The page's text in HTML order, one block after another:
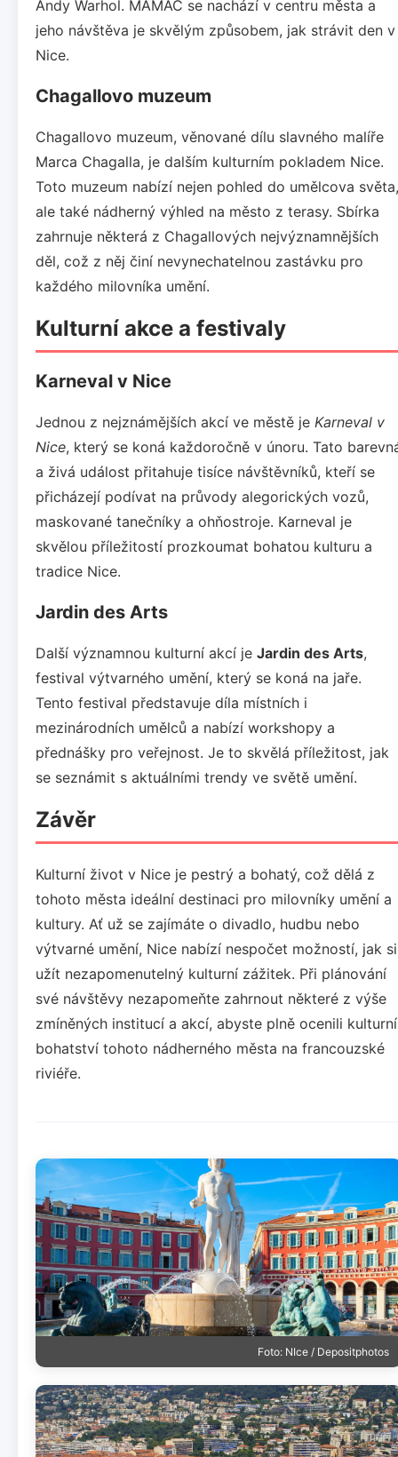
Andy Warhol. MAMAC se nachází v centru města a
jeho návštěva je skvělým způsobem, jak strávit den v
Nice.
Chagallovo muzeum
Chagallovo muzeum, věnované dílu slavného malíře
Marca Chagalla, je dalším kulturním pokladem Nice.
Toto muzeum nabízí nejen pohled do umělcova světa,
ale také nádherný výhled na město z terasy. Sbírka
zahrnuje některá z Chagallových nejvýznamnějších
děl, což z něj činí nevynechatelnou zastávku pro
každého milovníka umění.
Kulturní akce a festivaly
Karneval v Nice
Jednou z nejznámějších akcí ve městě je Karneval v
Nice, který se koná každoročně v únoru. Tato
a živá událost přitahuje tisíce návštěvníků, kteří se
přicházejí podívat na průvody alegorických vozů,
maskované tanečníky a ohňostroje. Karneval je
skvělou příležitostí prozkoumat bohatou kulturu a
tradice Nice.
Jardin des Arts
Další významnou kulturní akcí je Jardin des Arts,
festival výtvarného umění, který se koná na jaře.
Tento festival představuje díla místních i
mezinárodních umělců a nabízí workshopy a
přednášky pro veřejnost. Je to skvělá příležitost, jak
se seznámit s aktuálními trendy ve světě umění.
Závěr
Kulturní život v Nice je pestrý a bohatý, což dělá z
tohoto města ideální destinaci pro milovníky umění a
kultury. Ať už se zajímáte o divadlo, hudbu nebo
výtvarné umění, Nice nabízí nespočet možností, jak si
užít nezapomenutelný kulturní zážitek. Při plánování
své návštěvy nezapomeňte zahrnout některé z výše
zmíněných institucí a akcí, abyste plně ocenili kulturní
bohatství tohoto nádherného města na francouzské
riviéře.
Foto: NIce / Depositphotos